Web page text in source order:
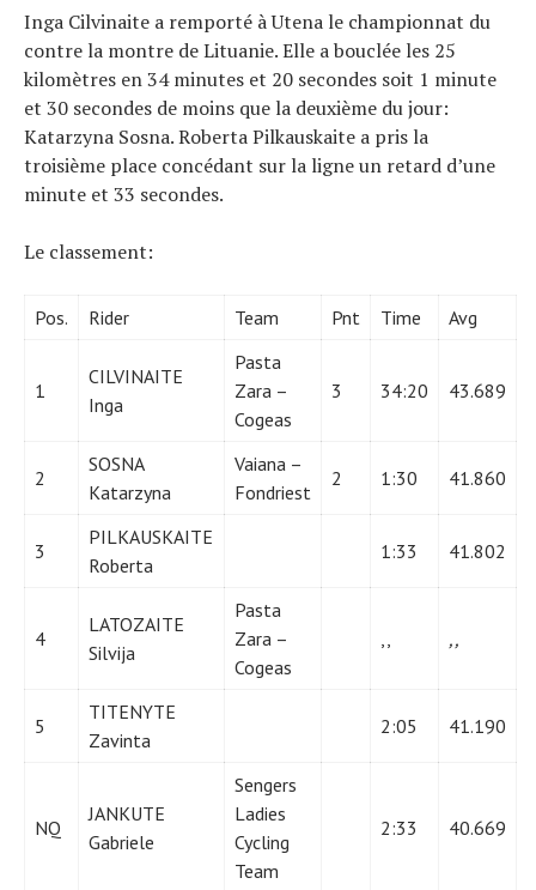
Inga Cilvinaite a remporté à Utena le championnat du
contre la montre de Lituanie. Elle a bouclée les 25
kilomètres en 34 minutes et 20 secondes soit 1 minute
et 30 secondes de moins que la deuxième du jour:
Katarzyna Sosna. Roberta Pilkauskaite a pris la
troisième place concédant sur la ligne un retard d’une
minute et 33 secondes.
Le classement:
Pos. Rider Team Pnt Time Avg
1
CILVINAITE
Inga
Pasta
Zara –
Cogeas
3 34:20 43.689
2
SOSNA
Katarzyna
Vaiana –
Fondriest
2 1:30 41.860
3
PILKAUSKAITE
Roberta
1:33 41.802
4
LATOZAITE
Silvija
Pasta
Zara –
Cogeas
,, ,,
5
TITENYTE
Zavinta
2:05 41.190
NQ
JANKUTE
Gabriele
Sengers
Ladies
Cycling
Team
2:33 40.669